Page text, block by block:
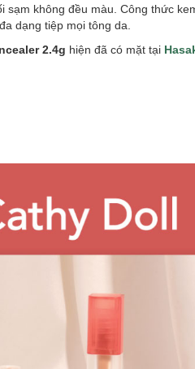
không đều màu. Công thức
dạng tiệp mọi tông da.
2.4g hiện đã có mặt tại